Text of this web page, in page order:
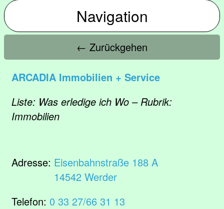
Navigation
← Zurückgehen
ARCADIA Immobilien + Service
Liste: Was erledige ich Wo – Rubrik:
Immobilien
Adresse: Eisenbahnstraße 188 A
14542 Werder
Telefon: 0 33 27/66 31 13